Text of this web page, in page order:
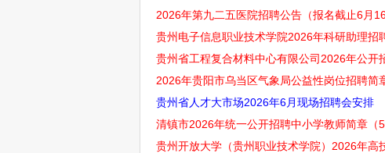
2026年第九二五医院招聘公告（报名截止6月16
贵州电子信息职业技术学院2026年科研助理招
贵州省工程复合材料中心有限公司2026年公开
2026年贵阳市乌当区气象局公益性岗位招聘简
贵州省人才大市场2026年6月现场招聘会安排
清镇市2026年统一公开招聘中小学教师简章（
贵州开放大学（贵州职业技术学院）2026年高